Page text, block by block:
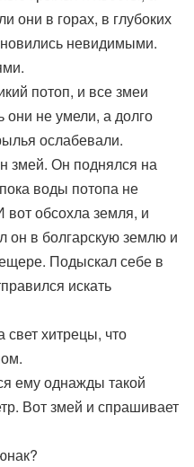
они в горах, в глубоких
невидимыми.
потоп, и все змеи
они не умели, а долго
ослабевали.
змей. Он поднялся на
воды потопа не
вот обсохла земля, и
он в болгарскую землю и
Подыскал себе в
искать
хитрецы, что
ему однажды такой
Вот змей и спрашивает